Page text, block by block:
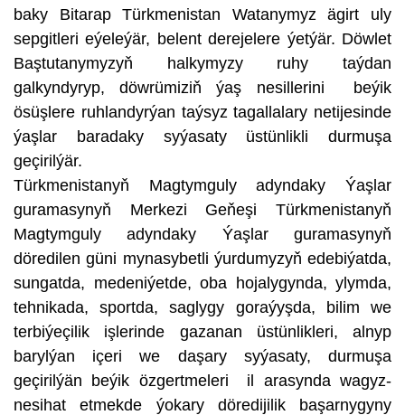
baky Bitarap Türkmenistan Watanymyz ägirt uly
sepgitleri eýeleýär, belent derejelere ýetýär. Döwlet
Baştutanymyzyň halkymyzy ruhy taýdan
galkyndyryp, döwrümiziň ýaş nesillerini beýik
ösüşlere ruhlandyrýan taýsyz tagallalary netijesinde
ýaşlar baradaky syýasaty üstünlikli durmuşa
geçirilýär.
Türkmenistanyň Magtymguly adyndaky Ýaşlar
guramasynyň Merkezi Geňeşi Türkmenistanyň
Magtymguly adyndaky Ýaşlar guramasynyň
döredilen güni mynasybetli ýurdumyzyň edebiýatda,
sungatda, medeniýetde, oba hojalygynda, ylymda,
tehnikada, sportda, saglygy goraýyşda, bilim we
terbiýeçilik işlerinde gazanan üstünlikleri, alnyp
barylýan içeri we daşary syýasaty, durmuşa
geçirilýän beýik özgertmeleri il arasynda wagyz-
nesihat etmekde ýokary döredijilik başarnygyny